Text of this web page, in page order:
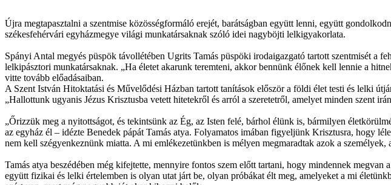
Újra megtapasztalni a szentmise közösségformáló erejét, barátságban együtt lenni, együtt
székesfehérvári egyházmegye világi munkatársaknak szóló idei nagyböjti lelkigyakorlata.
Spányi Antal megyés püspök távollétében Ugrits Tamás püspöki irodaigazgató tartott szentmisét a
lelkipásztori munkatársaknak. „Ha életet akarunk teremteni, akkor bennünk élőnek kell lennie a
vitte tovább előadásaiban.
A Szent István Hitoktatási és Művelődési Házban tartott tanítások először a földi élet testi és lelki
„Hallottunk ugyanis Jézus Krisztusba vetett hitetekről és arról a szeretetről, amelyet minden szent
„Őrizzük meg a nyitottságot, és tekintsünk az Ég, az Isten felé, bárhol élünk is, bármilyen
az egyház él – idézte Benedek pápát Tamás atya. Folyamatos imában figyeljünk Krisztusra, hogy
nem kell szégyenkeznünk miatta. A mi emlékezetünkben is mélyen megmaradtak azok a
Tamás atya beszédében még kifejtette, mennyire fontos szem előtt tartani, hogy mindennek
együtt fizikai és lelki értelemben is olyan utat járt be, olyan próbákat élt meg, amelyeket a mi